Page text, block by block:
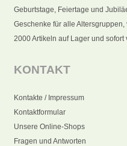
Geburtstage, Feiertage und
Geschenke für alle
2000 Artikeln auf Lager und sofort
KONTAKT
Kontakte / Impressum
Kontaktformular
Unsere Online-Shops
Fragen und Antworten